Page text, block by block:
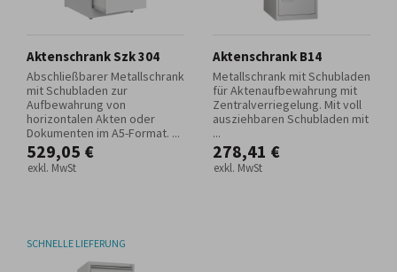
Aktenschrank Szk 304
Abschließbarer Metallschrank
mit Schubladen zur
Aufbewahrung von
horizontalen Akten oder
Dokumenten im A5-Format. ...
529,05 €
exkl. MwSt
Aktenschrank B14
Metallschrank mit Schubladen
für Aktenaufbewahrung mit
Zentralverriegelung. Mit voll
ausziehbaren Schubladen mit
...
278,41 €
exkl. MwSt
SCHNELLE LIEFERUNG